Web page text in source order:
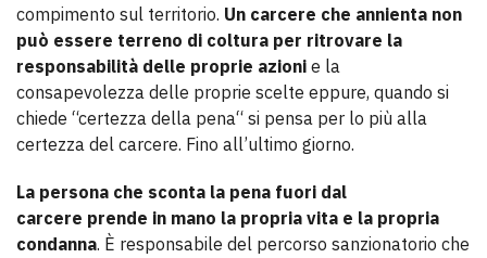
compimento sul territorio. Un carcere che annienta non
può essere terreno di coltura per ritrovare la
responsabilità delle proprie azioni e la
consapevolezza delle proprie scelte eppure, quando si
chiede “certezza della pena“ si pensa per lo più alla
certezza del carcere. Fino all’ultimo giorno.
La persona che sconta la pena fuori dal
carcere prende in mano la propria vita e la propria
condanna. È responsabile del percorso sanzionatorio che